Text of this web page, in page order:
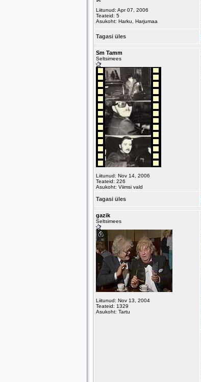
Liitunud: Apr 07, 2006
Teateid: 5
Asukoht: Harku, Harjumaa
Tagasi üles
Sm Tamm
Seltsimees
Liitunud: Nov 14, 2006
Teateid: 226
Asukoht: Viimsi vald
Tagasi üles
gazik
Seltsimees
Liitunud: Nov 13, 2004
Teateid: 1329
Asukoht: Tartu